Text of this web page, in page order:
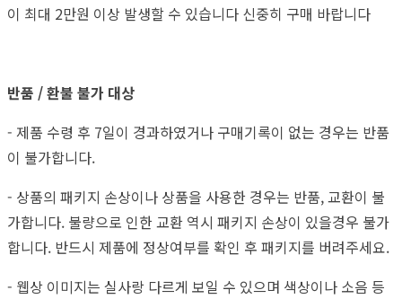
이 최대 2만원 이상 발생할 수 있습니다 신중히 구매 바랍니다
반품 / 환불 불가 대상
- 제품 수령 후 7일이 경과하였거나 구매기록이 없는 경우는 반품
이 불가합니다.
- 상품의 패키지 손상이나 상품을 사용한 경우는 반품, 교환이 불
가합니다. 불량으로 인한 교환 역시 패키지 손상이 있을경우 불가
합니다. 반드시 제품에 정상여부를 확인 후 패키지를 버려주세요.
- 웹상 이미지는 실사랑 다르게 보일 수 있으며 색상이나 소음 등